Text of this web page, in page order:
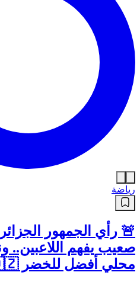
رياضة
🚨 رأي الجمهور
صعيب يفهم
محلي أفضل للخضر 🇩🇿